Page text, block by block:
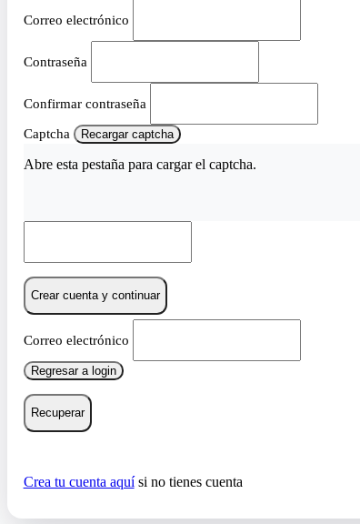
Correo electrónico
Contraseña
Confirmar contraseña
Captcha Recargar captcha
Abre esta pestaña para cargar el captcha.
Crear cuenta y continuar
Correo electrónico
Regresar a login
Recuperar
Crea tu cuenta aquísi no tienes cuenta